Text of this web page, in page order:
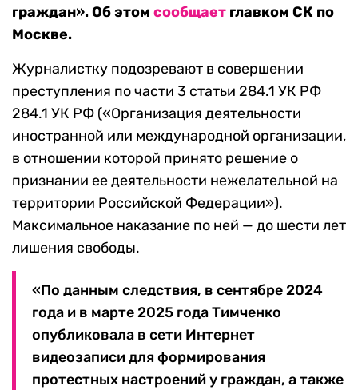
граждан». Об этом сообщает главком СК по
Москве.
Журналистку подозревают в совершении
преступления по части 3 статьи 284.1 УК РФ
284.1 УК РФ («Организация деятельности
иностранной или международной организации,
в отношении которой принято решение о
признании ее деятельности нежелательной на
территории Российской Федерации»).
Максимальное наказание по ней — до шести лет
лишения свободы.
«По данным следствия, в сентябре 2024
года и в марте 2025 года Тимченко
опубликовала в сети Интернет
видеозаписи для формирования
протестных настроений у граждан, а также